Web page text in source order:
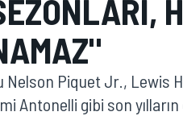
Nelson Piquet Jr., Lewis
Antonelli gibi son